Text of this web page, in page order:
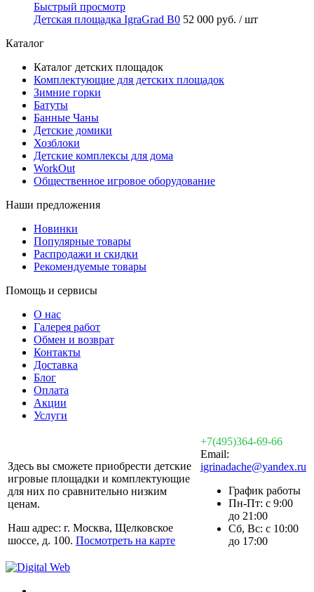
Быстрый просмотр
Детская площадка IgraGrad B0 52 000 руб. / шт
Каталог
Каталог детских площадок
Комплектующие для детских площадок
Зимние горки
Батуты
Банные Чаны
Детские домики
Хозблоки
Детские комплексы для дома
WorkOut
Общественное игровое оборудование
Наши предложения
Новинки
Популярные товары
Распродажи и скидки
Рекомендуемые товары
Помощь и сервисы
О нас
Галерея работ
Обмен и возврат
Контакты
Доставка
Блог
Оплата
Акции
Услуги
Здесь вы сможете приобрести детские
игровые площадки и комплектующие
для них по сравнительно низким
ценам.
Наш адрес: г. Москва, Щелковское
шоссе, д. 100. Посмотреть на карте
+7(495)364-69-66
Email:
igrinadache@yandex.ru
График работы
Пн-Пт: с 9:00
до 21:00
Сб, Вс: с 10:00
до 17:00